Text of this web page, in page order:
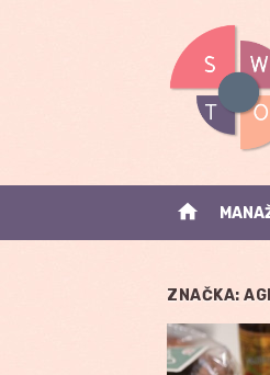
home
ZNAČKA: